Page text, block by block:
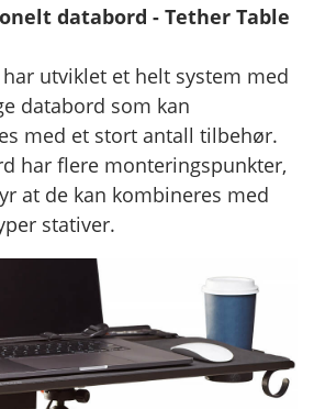
databord - Tether Table
utviklet et helt system med
databord som kan
med et stort antall tilbehør.
har flere monteringspunkter,
at de kan kombineres med
stativer.